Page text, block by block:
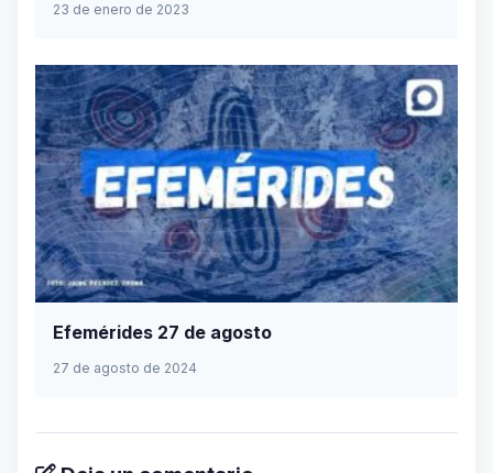
23 de enero de 2023
Efemérides 27 de agosto
27 de agosto de 2024